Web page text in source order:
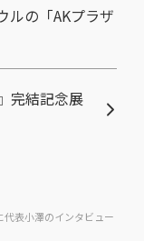
ルの「AKプラザ
完結記念展
代表小澤のインタビュー